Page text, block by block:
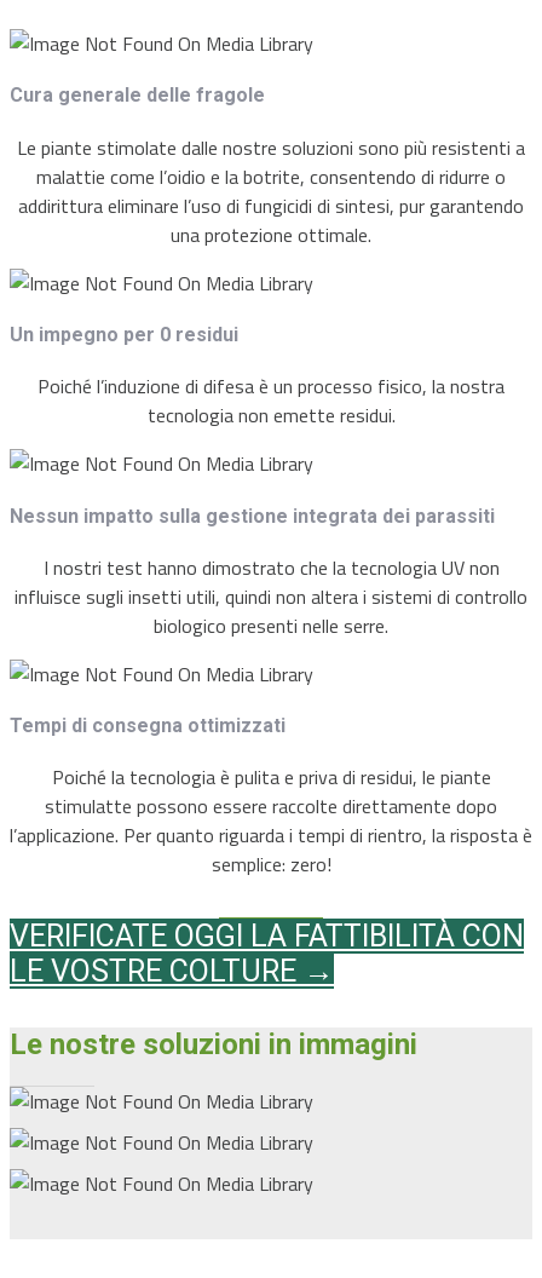
Cura generale delle fragole
Le piante stimolate dalle nostre soluzioni sono più resistenti a
malattie come l’oidio e la botrite, consentendo di ridurre o
addirittura eliminare l’uso di fungicidi di sintesi, pur garantendo
una protezione ottimale.
Un impegno per 0 residui
Poiché l’induzione di difesa è un processo fisico, la nostra
tecnologia non emette residui.
Nessun impatto sulla gestione integrata dei parassiti
I nostri test hanno dimostrato che la tecnologia UV non
influisce sugli insetti utili, quindi non altera i sistemi di controllo
biologico presenti nelle serre.
Tempi di consegna ottimizzati
Poiché la tecnologia è pulita e priva di residui, le piante
stimulatte possono essere raccolte direttamente dopo
l’applicazione. Per quanto riguarda i tempi di rientro, la risposta è
semplice: zero!
VERIFICATE OGGI LA FATTIBILITÀ CON
LE VOSTRE COLTURE →
Le nostre soluzioni in immagini